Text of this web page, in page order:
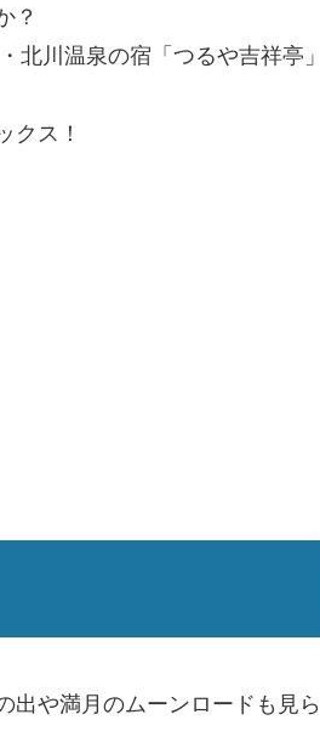
？
北川温泉の宿「つるや吉祥亭」
クス！
出や満月のムーンロードも見ら